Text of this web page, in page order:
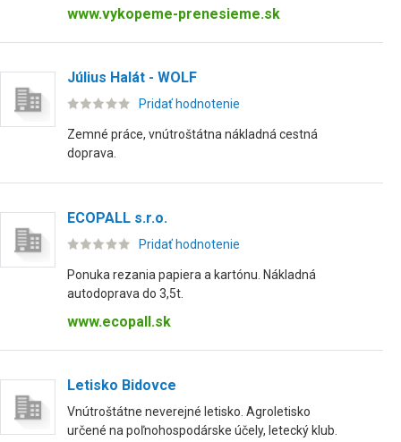
www.vykopeme-prenesieme.sk
Július Halát - WOLF
Pridať hodnotenie
Zemné práce, vnútroštátna nákladná cestná
doprava.
ECOPALL s.r.o.
Pridať hodnotenie
Ponuka rezania papiera a kartónu. Nákladná
autodoprava do 3,5t.
www.ecopall.sk
Letisko Bidovce
Vnútroštátne neverejné letisko. Agroletisko
určené na poľnohospodárske účely, letecký klub.